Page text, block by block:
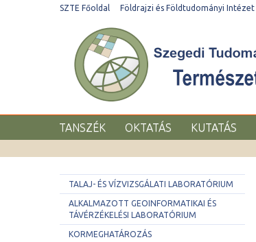
SZTE Főoldal Földrajzi és Földtudományi Intézet
TANSZÉK OKTATÁS KUTATÁS
TALAJ- ÉS VÍZVIZSGÁLATI LABORATÓRIUM
ALKALMAZOTT GEOINFORMATIKAI ÉS
TÁVÉRZÉKELÉSI LABORATÓRIUM
KORMEGHATÁROZÁS